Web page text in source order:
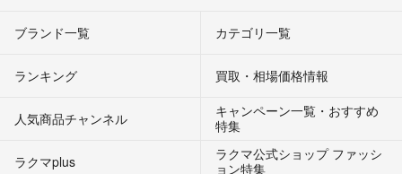
ブランド一覧 カテゴリ一覧
ランキング 買取・相場価格情報
人気商品チャンネル
キャンペーン一覧・おすすめ
特集
ラクマplus
ラクマ公式ショップ ファッシ
ョン特集